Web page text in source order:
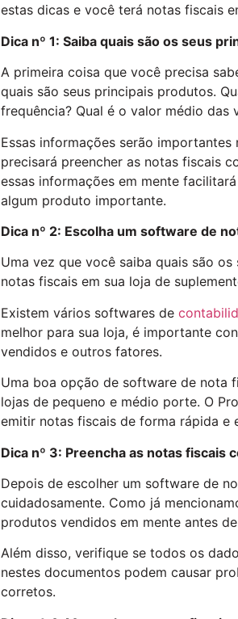
estas dicas e você terá notas fiscais
Dica nº 1: Saiba quais são os seus
A primeira coisa que você precisa
quais são seus principais produtos.
frequência? Qual é o valor médio das
Essas informações serão
precisará preencher as notas fiscais
essas informações em mente
algum produto importante.
Dica nº 2: Escolha um software de
Uma vez que você saiba quais são
notas fiscais em sua loja de
Existem vários softwares de
melhor para sua loja, é importante
vendidos e outros fatores.
Uma boa opção de software de nota
lojas de pequeno e médio porte. O
emitir notas fiscais de forma rápida e
Dica nº 3: Preencha as notas fiscais
Depois de escolher um software de
cuidadosamente. Como já
produtos vendidos em mente antes
Além disso, verifique se todos os
nestes documentos podem causar
corretos.